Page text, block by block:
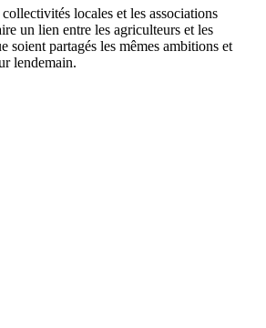
locales et les associations
un lien entre les agriculteurs et les
soient partagés les mêmes ambitions et
lendemain.